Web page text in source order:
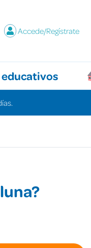
Accede/Regístrate